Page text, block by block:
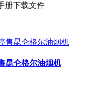
册下载文件
昆仑格尔油烟机